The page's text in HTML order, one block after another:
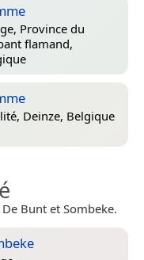
Province du
flamand,
Deinze, Belgique
Bunt et Sombeke.